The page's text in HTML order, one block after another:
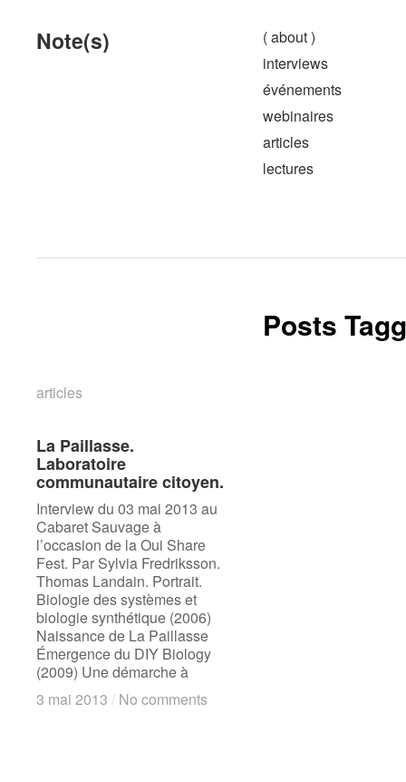
Note(s)
( about )
interviews
événements
webinaires
articles
lectures
Posts
articles
La Paillasse.
Laboratoire
communautaire citoyen.
Interview du 03 mai 2013 au
Cabaret Sauvage à
l’occasion de la Oui Share
Fest. Par Sylvia Fredriksson.
Thomas Landain. Portrait.
Biologie des systèmes et
biologie synthétique (2006)
Naissance de La Paillasse
Émergence du DIY Biology
(2009) Une démarche à
3 mai 2013 / No comments
articles
La Paillasse.
Laboratoire
communautaire citoyen.
3 mai 2013 / No comments